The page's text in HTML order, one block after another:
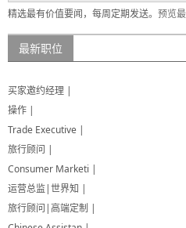
精选最有价值要闻，每周定期发送。 预览
最新职位
买家邀约经理 |
操作 |
Trade Executive |
旅行顾问 |
Consumer Marketi |
运营总监|世界知 |
旅行顾问|高端定制 |